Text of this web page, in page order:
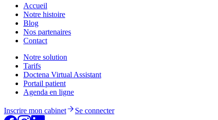
Accueil
Notre histoire
Blog
Nos partenaires
Contact
Notre solution
Tarifs
Doctena Virtual Assistant
Portail patient
Agenda en ligne
Inscrire mon cabinet Se connecter